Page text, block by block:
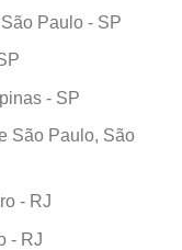
Paulo - SP
- SP
São Paulo, São
- RJ
- RJ